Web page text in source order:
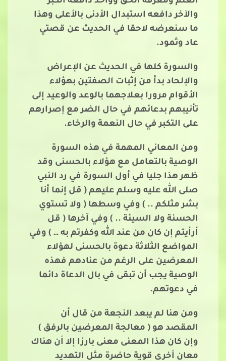
والآخر دافعه استبدال الأدنى بالأعلى وهذا
ما سنعرضه لاحقا في الحديث عن قصتي
عاد وثمود.
والسورة كلها في الحديث عن الإعراض
والإلحاد بدأ من إثبات الصفتين بهؤلاء
الأقوام مرورا بعلاجهما بالوعد والوعيد إلى
تأنيبهم بدعائهم في حال الضر مع إصرارهم
على التكبر في حال النعمة والرخاء.
ومن المعاني المهمة في هذه السورة
الوصية بالتعامل مع هؤلاء بالحسنى وقد
ظهر هذا جليا في أول السورة في رد النبي
صلى الله عليه وسلم عليهم ( قل إنما أنا
بشر مثلكم .. ) وفي وسطها ( ولا تستوي
الحسنة ولا السيئة .. ) وفي آخرها ( قل
أرأيتم إن كان من عند الله وكفرتم به … ) وفي
المواضع الثلاثة دعوة بالحسنى لهؤلاء
المعرضين على الرغم من عنادهم فهذه
الوصية يجب أن تبقى في بال الدعاة دائما
في دعوتهم.
ومن هنا لم يبعد النجعة من قال أن
المقصد هو ( معالجة المعرضين بالرفق )
وإن كان هذا المعنى معنى بارزا إلا أن هناك
معان أخرى قوية حاضرة مثل التهديد